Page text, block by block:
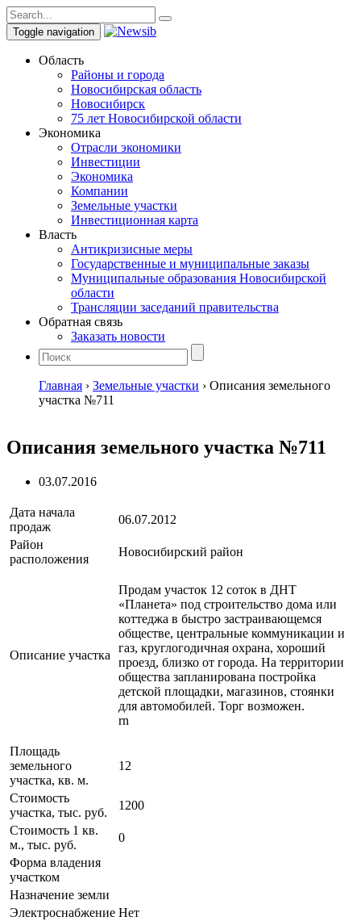
Toggle navigation
Область
Районы и города
Новосибирская область
Новосибирск
75 лет Новосибирской области
Экономика
Отрасли экономики
Инвестиции
Экономика
Компании
Земельные участки
Инвестиционная карта
Власть
Антикризисные меры
Государственные и муниципальные заказы
Муниципальные образования Новосибирской
области
Трансляции заседаний правительства
Обратная связь
Заказать новости
Главная › Земельные участки › Описания земельного
участка №711
Описания земельного участка №711
03.07.2016
Дата начала
продаж
06.07.2012
Район
расположения
Новосибирский район
Описание участка
Продам участок 12 соток в ДНТ
«Планета» под строительство дома или
коттеджа в быстро застраивающемся
обществе, центральные коммуникации и
газ, круглогодичная охрана, хороший
проезд, близко от города. На территории
общества запланирована постройка
детской площадки, магазинов, стоянки
для автомобилей. Торг возможен.
rn
Площадь
земельного
участка, кв. м.
12
Стоимость
участка, тыс. руб.
1200
Стоимость 1 кв.
м., тыс. руб.
0
Форма владения
участком
Назначение земли
Электроснабжение Нет